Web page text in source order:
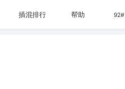
92#
插混排行 帮助